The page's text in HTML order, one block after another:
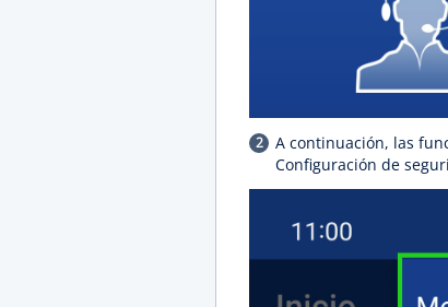
A continuación, las
Configuración de